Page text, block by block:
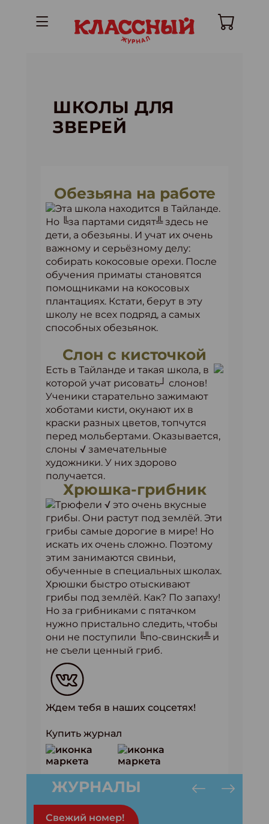
ШКОЛЫ ДЛЯ
ЗВЕРЕЙ
Обезьяна на работе
Эта школа находится в Тайланде.
Но ╚за партами сидят╩ здесь не
дети, а обезьяны. И учат их очень
важному и серьёзному делу:
собирать кокосовые орехи. После
обучения приматы становятся
помощниками на кокосовых
плантациях. Кстати, берут в эту
школу не всех подряд, а самых
способных обезьянок.
Слон с кисточкой
Есть в Тайланде и такая школа, в
которой учат рисовать┘ слонов!
Ученики старательно зажимают
хоботами кисти, окунают их в
краски разных цветов, топчутся
перед мольбертами. Оказывается,
слоны √ замечательные
художники. У них здорово
получается.
Хрюшка-грибник
Трюфели √ это очень вкусные
грибы. Они растут под землёй. Эти
грибы самые дорогие в мире! Но
искать их очень сложно. Поэтому
этим занимаются свиньи,
обученные в специальных школах.
Хрюшки быстро отыскивают
грибы под землёй. Как? По запаху!
Но за грибниками с пятачком
нужно пристально следить, чтобы
они не поступили ╚по-свински╩ и
не съели ценный гриб.
Ждем тебя в наших соцсетях!
Купить журнал
ЖУРНАЛЫ
Свежий номер!